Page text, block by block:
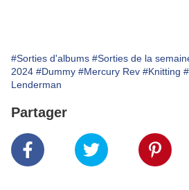
#Sorties d'albums #Sorties de la
2024 #Dummy #Mercury Rev #Knitting
Lenderman
Partager